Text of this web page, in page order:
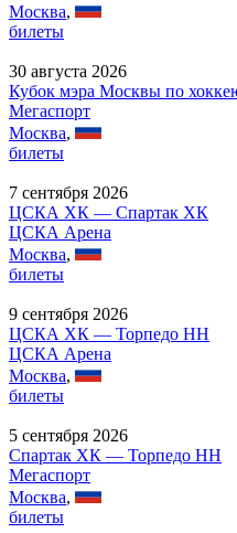
Москва,
билеты
30 августа 2026
Кубок мэра Москвы по
Мегаспорт
Москва,
билеты
7 сентября 2026
ЦСКА ХК — Спартак ХК
ЦСКА Арена
Москва,
билеты
9 сентября 2026
ЦСКА ХК — Торпедо НН
ЦСКА Арена
Москва,
билеты
5 сентября 2026
Спартак ХК — Торпедо НН
Мегаспорт
Москва,
билеты